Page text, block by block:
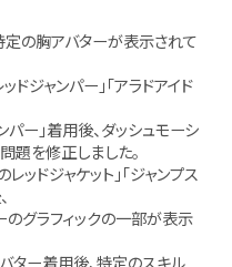
の胸アバターが表示されて
ジャンパー」「アラドアイド
ー」着用後、ダッシュモーシ
題を修正しました。
ドジャケット」「ジャンプス
グラフィックの一部が表示
ター着用後、特定のスキル